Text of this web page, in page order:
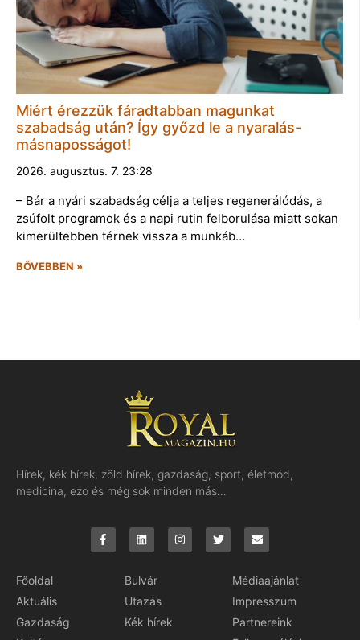
Miért érezzük fáradtabban magunkat
szabadság után? Így győzd le a nyaralás-
másnaposságot!
2026. augusztus. 7. 23:28
– Bár a nyári szabadság célja a teljes regenerálódás, a
zsúfolt programok és a napi rutin felborulása miatt sokan
kimerültebben térnek vissza a munkáb…
BŐVEBBEN »
Hírek, kék hírek, zöld hírek, gazdaság, sport, életmód,
medicina, ezo és még sok minden más…
Főoldal
Aktuális
Gazdaság
Bulvár
Utazás
Kék hírek
Médiaajánlat
Impresszum
Partnereink